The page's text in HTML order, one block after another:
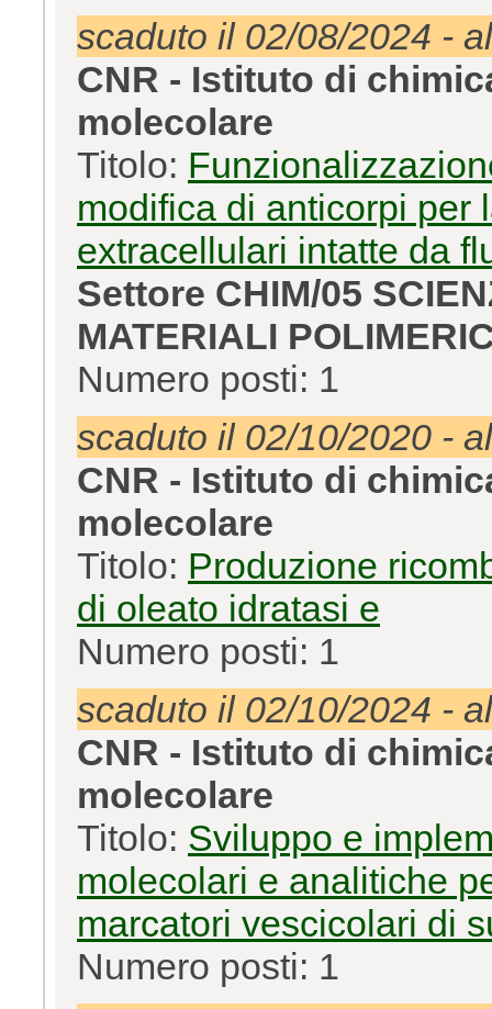
scaduto il 02/08/2024 -
CNR - Istituto di
molecolare
Titolo:
modifica di anticorpi per
extracellulari intatte da
Settore CHIM/05
MATERIALI
Numero posti: 1
scaduto il 02/10/2020 -
CNR - Istituto di
molecolare
Titolo: Produzione
di oleato idratasi e
Numero posti: 1
scaduto il 02/10/2024 -
CNR - Istituto di
molecolare
Titolo: Sviluppo e
molecolari e analitiche
marcatori vescicolari di
Numero posti: 1